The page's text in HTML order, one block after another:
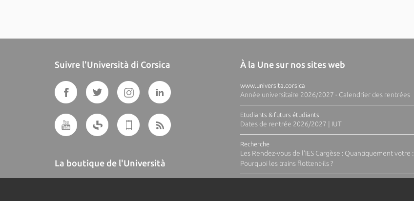
Suivre l'Università di Corsica
La boutique de l'Università
À la Une sur nos sites web
www.universita.corsica
Année universitaire 2026/2027 - Calendrier des rentrées
Etudiants & futurs étudiants
Dates de rentrée 2026/2027 | IUT
Recherche
Les Rendez-vous de l'IES Cargèse : Quantiquement votre :
Pourquoi les trains flottent-ils ?